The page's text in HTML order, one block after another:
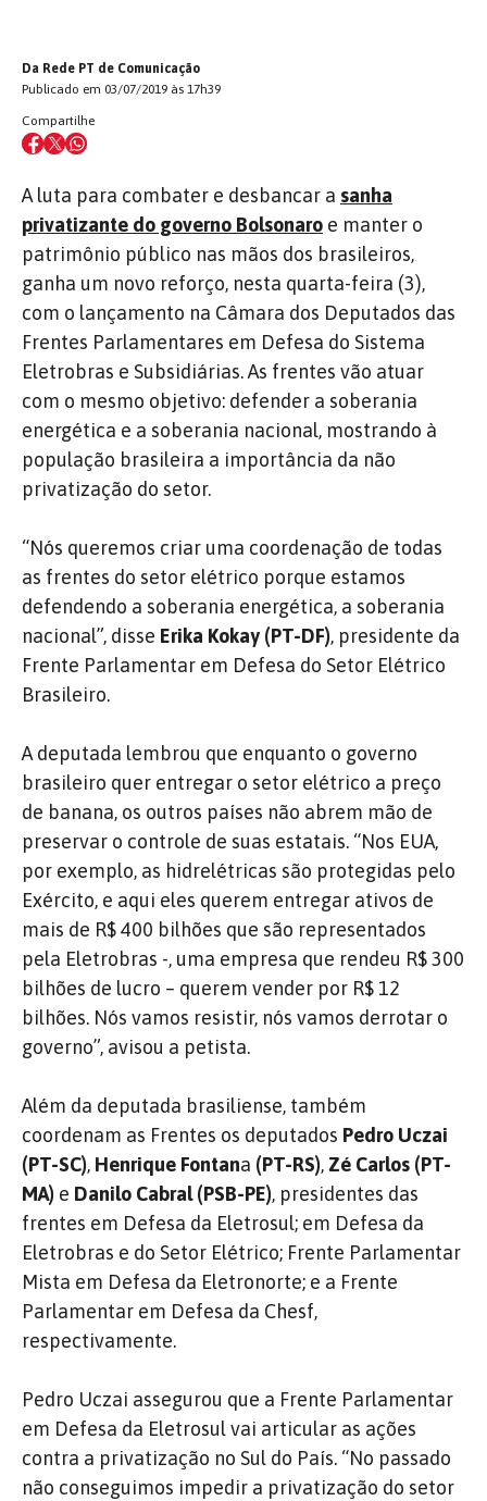
Da Rede PT de Comunicação
Publicado em 03/07/2019 às 17h39
Compartilhe
A luta para combater e desbancar a sanha
privatizante do governo Bolsonaro e manter o
patrimônio público nas mãos dos brasileiros,
ganha um novo reforço, nesta quarta-feira (3),
com o lançamento na Câmara dos Deputados das
Frentes Parlamentares em Defesa do Sistema
Eletrobras e Subsidiárias. As frentes vão atuar
com o mesmo objetivo: defender a soberania
energética e a soberania nacional, mostrando à
população brasileira a importância da não
privatização do setor.
“Nós queremos criar uma coordenação de todas
as frentes do setor elétrico porque estamos
defendendo a soberania energética, a soberania
nacional”, disse Erika Kokay (PT-DF), presidente da
Frente Parlamentar em Defesa do Setor Elétrico
Brasileiro.
A deputada lembrou que enquanto o governo
brasileiro quer entregar o setor elétrico a preço
de banana, os outros países não abrem mão de
preservar o controle de suas estatais. “Nos EUA,
por exemplo, as hidrelétricas são protegidas pelo
Exército, e aqui eles querem entregar ativos de
mais de R$ 400 bilhões que são representados
pela Eletrobras -, uma empresa que rendeu R$ 300
bilhões de lucro – querem vender por R$ 12
bilhões. Nós vamos resistir, nós vamos derrotar o
governo”, avisou a petista.
Além da deputada brasiliense, também
coordenam as Frentes os deputados Pedro Uczai
(PT-SC), Henrique Fontana (PT-RS),Zé Carlos (PT-
MA) e Danilo Cabral (PSB-PE), presidentes das
frentes em Defesa da Eletrosul; em Defesa da
Eletrobras e do Setor Elétrico; Frente Parlamentar
Mista em Defesa da Eletronorte; e a Frente
Parlamentar em Defesa da Chesf,
respectivamente.
Pedro Uczai assegurou que a Frente Parlamentar
em Defesa da Eletrosul vai articular as ações
contra a privatização no Sul do País. “No passado
não conseguimos impedir a privatização do setor